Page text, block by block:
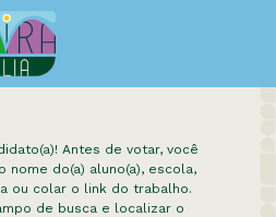
Antes de votar, você
nome do(a) aluno(a), escola,
ou colar o link do trabalho.
de busca e localizar o